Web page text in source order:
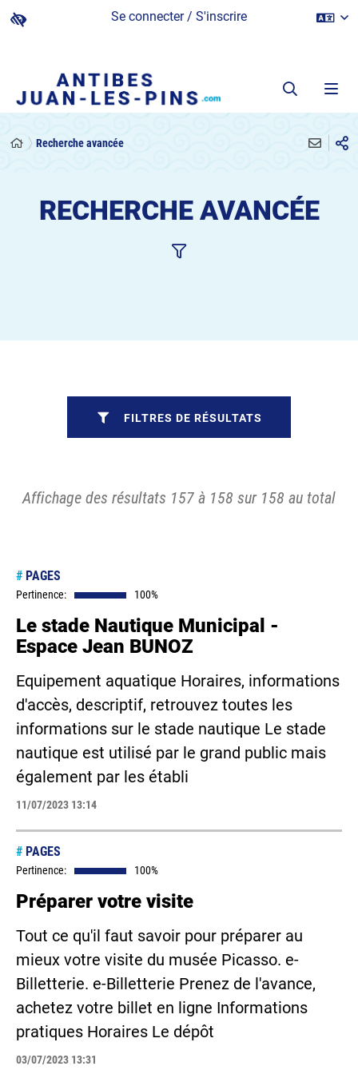
Se connecter / S'inscrire
Recherche avancée
RECHERCHE AVANCÉE
Affichage des résultats 157 à 158 sur 158 au total
# PAGES
Pertinence: 100%
Le stade Nautique Municipal -
Espace Jean BUNOZ
Equipement aquatique Horaires, informations
d'accès, descriptif, retrouvez toutes les
informations sur le stade nautique Le stade
nautique est utilisé par le grand public mais
également par les établi
11/07/2023 13:14
# PAGES
Pertinence: 100%
Préparer votre visite
Tout ce qu'il faut savoir pour préparer au
mieux votre visite du musée Picasso. e-
Billetterie. e-Billetterie Prenez de l'avance,
achetez votre billet en ligne Informations
pratiques Horaires Le dépôt
03/07/2023 13:31
FILTRES DE RÉSULTATS